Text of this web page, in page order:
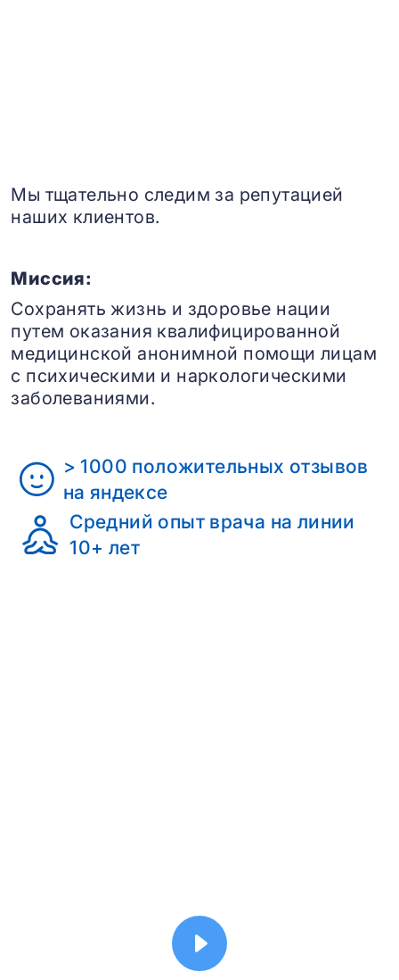
Мы тщательно следим за репутацией
наших клиентов.
Миссия:
Сохранять жизнь и здоровье нации
путем оказания квалифицированной
медицинской анонимной помощи лицам
с психическими и наркологическими
заболеваниями.
> 1000 положительных отзывов
на яндексе
Средний опыт врача на линии
10+ лет